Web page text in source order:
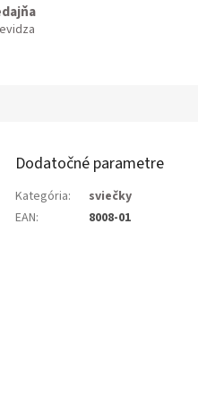
Dodatočné parametre
Kategória:
sviečky
EAN: 8008-01